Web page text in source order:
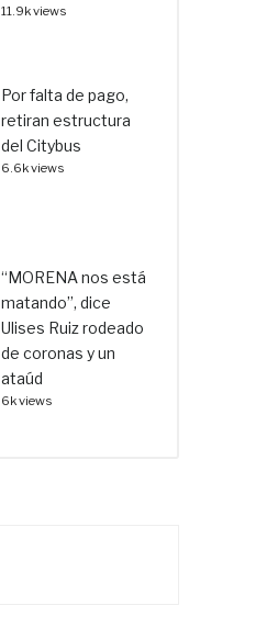
11.9k views
Por falta de pago,
retiran estructura
del Citybus
6.6k views
“MORENA nos está
matando”, dice
Ulises Ruiz rodeado
de coronas y un
ataúd
6k views